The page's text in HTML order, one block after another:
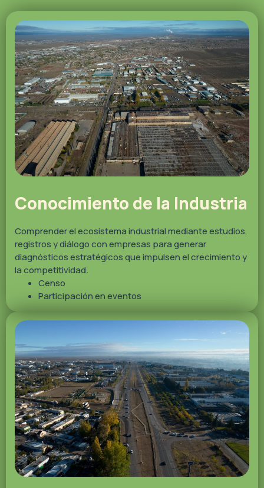
Conocimiento de la Industria
Comprender el ecosistema industrial mediante estudios,
registros y diálogo con empresas para generar
diagnósticos estratégicos que impulsen el crecimiento y
la competitividad.
Censo
Participación en eventos